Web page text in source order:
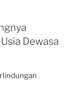
Dewasa